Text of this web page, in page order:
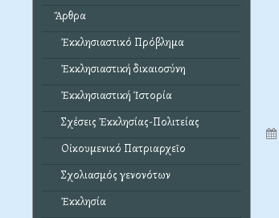
Ἄρθρα
Ἐκκλησιαστικό Πρόβλημα
Ἐκκλησιαστική δικαιοσύνη
Ἐκκλησιαστική Ἱστορία
Σχέσεις Ἐκκλησίας-Πολιτείας
Οἰκουμενικό Πατριαρχεῖο
Σχολιασμός γενονότων
Ἐκκλησία